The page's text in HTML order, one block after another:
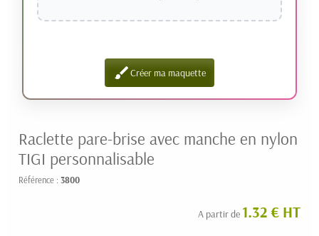
brushCréer ma maquette
Raclette pare-brise avec manche en nylon
TIGI personnalisable
Référence : 3800
A partir de 1.32 € HT